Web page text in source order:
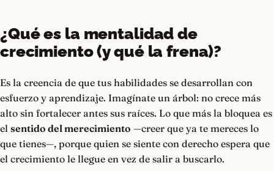
¿Qué es la mentalidad de
crecimiento (y qué la frena)?
Es la creencia de que tus habilidades se desarrollan con
esfuerzo y aprendizaje. Imagínate un árbol: no crece más
alto sin fortalecer antes sus raíces. Lo que más la bloquea es
el sentido del merecimiento —creer que ya te mereces lo
que tienes—, porque quien se siente con derecho espera que
el crecimiento le llegue en vez de salir a buscarlo.